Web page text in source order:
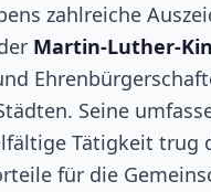
zahlreiche
Martin-Luther-
Seine
Tätigkeit trug
für die